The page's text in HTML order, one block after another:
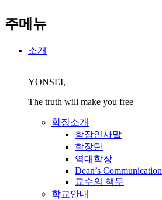
주메뉴
소개
YONSEI,
The truth will make you free
학장소개
학장인사말
학장단
역대학장
Dean’s Communication
교수의 책무
학교안내